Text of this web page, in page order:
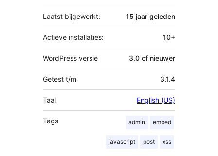
Laatst bijgewerkt: 15 jaar geleden
Actieve installaties: 10+
WordPress versie 3.0 of nieuwer
Getest t/m 3.1.4
Taal English (US)
Tags admin embed
javascript post xss